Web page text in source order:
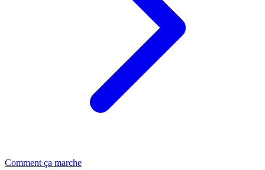
Comment ça marche